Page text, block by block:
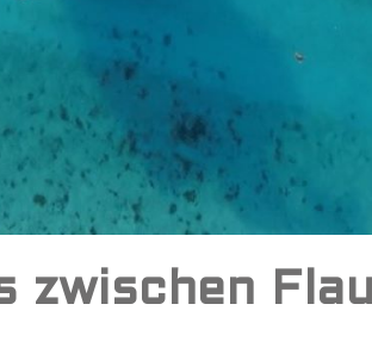
zwischen